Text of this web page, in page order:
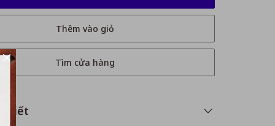
tiết
Thêm vào giỏ
Tìm cửa hàng